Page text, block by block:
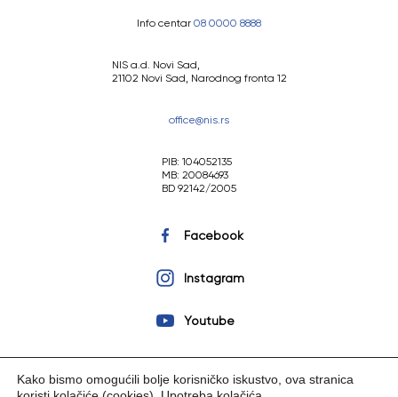
Info centar 08 0000 8888
NIS a.d. Novi Sad,
21102 Novi Sad, Narodnog fronta 12
office@nis.rs
PIB: 104052135
MB: 20084693
BD 92142/2005
Facebook
Instagram
Youtube
Kako bismo omogućili bolje korisničko iskustvo, ova stranica